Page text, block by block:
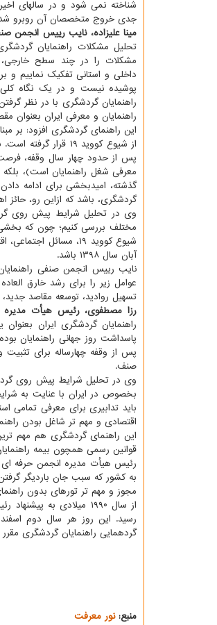
شناخته نمی شود و در سالهای
جدی خروج متخصصان آن روبرو
مینا علیزاده، نایب رییس انجمن
تحلیل مشکلات راهنمایان
مشکلات را در چند سطح خارجی،
داخلی و استانی تفکیک نماییم و
پوشیده نیست و در یک نگاه کلی
راهنمایان گردشگری با در نظر
راهنمایان و معرفی ایران
از شیوع کووید ۱۹
پس از حدود چهار سال وقفه، فرصت
معرفی شغل راهنمایان است)، بلکه
گذشته، امیدبخشی برای ادامه
گردشگری، باشد که ازاین رو،
وی در تحلیل شرایط پیش روی
مختلف بررسی کنیم؛ چون که بخشی
شیوع کووید ۱۹،
آبان سال ۱۳۹۸ باشد.
عوامل زیر را برای رشد خارق
تسهیل روادید، توسعه مقاصد
رزا مصطفوی، رئیس هیأت مدیره
راهنمایان گردشگری ایران
پاسداشت روز جهانی راهنمایان
پس از وقفه چهارساله برای
صنف.
وی در تحلیل شرایط پیش روی
بخصوص در ایران با عنایت به
باید تدابیری برای معرفی تمامی
اقتصادی و مهم تر شاغل بودن
این راهنمای گردشگری هم مهم
قوانین رسمی همچون بیمه
رئیس هیأت مدیره انجمن حرفه ای
به کشور که سبب جان باردیگر
مجوز و مهم تر تورهای بدون
رسید. این روز هر سال دوم
گردهمایی راهنمایان گردشگری مقرر است ۲۷ بهمن ماه
منبع:نور معرفت